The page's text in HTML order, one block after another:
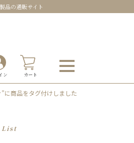
品の通販サイト
ン カート
に商品をタグ付けしました
List